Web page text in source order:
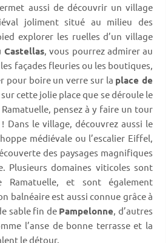
aussi de découvrir un village
joliment situé au milieu des
explorer les ruelles d’un village
Castellas, vous pourrez admirer au
façades fleuries ou les boutiques,
pour boire un verre sur la place de
sur cette jolie place que se déroule le
pensez à y faire un tour
Dans le village, découvrez aussi le
médiévale ou l’escalier Eiffel,
des paysages magnifiques
Plusieurs domaines viticoles sont
Ramatuelle, et sont également
balnéaire est aussi connue grâce à
sable fin de Pampelonne, d’autres
l’anse de bonne terrasse et la
le détour.